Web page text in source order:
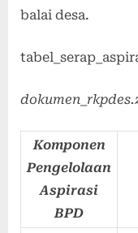
balai desa.
Komponen
Pengelolaan
Aspirasi
BPD